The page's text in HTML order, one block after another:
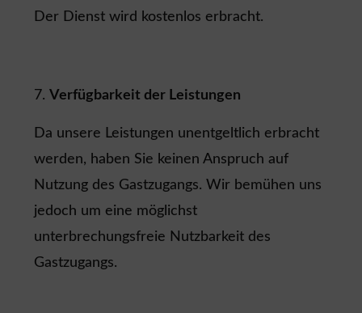
Der Dienst wird kostenlos erbracht.
Verfügbarkeit der Leistungen
Da unsere Leistungen unentgeltlich erbracht
werden, haben Sie keinen Anspruch auf
Nutzung des Gastzugangs. Wir bemühen uns
jedoch um eine möglichst
unterbrechungsfreie Nutzbarkeit des
Gastzugangs.